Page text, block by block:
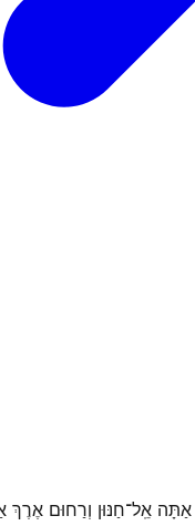
אֵֽל־חַנּוּן וְרַחוּם